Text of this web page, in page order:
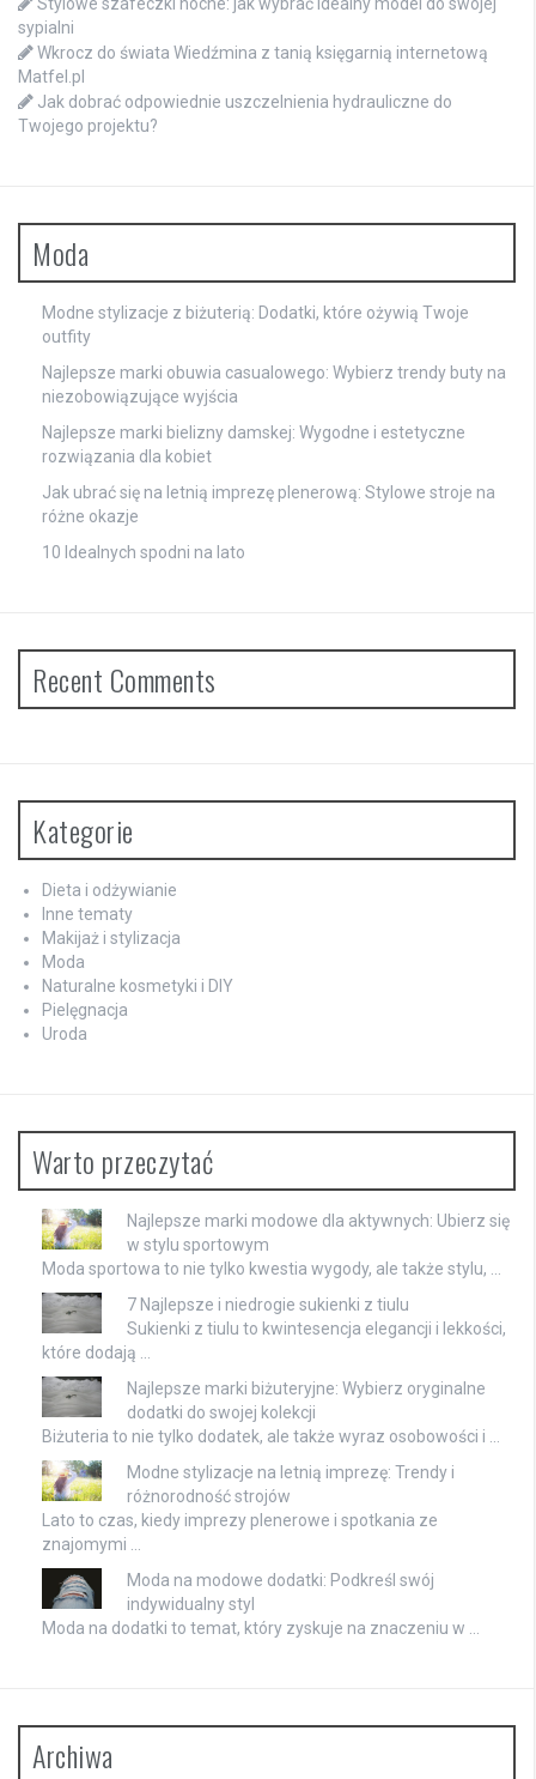
Stylowe szafeczki nocne: jak wybrać idealny model do swojej
sypialni
Wkrocz do świata Wiedźmina z tanią księgarnią internetową
Matfel.pl
Jak dobrać odpowiednie uszczelnienia hydrauliczne do
Twojego projektu?
Moda
Modne stylizacje z biżuterią: Dodatki, które ożywią Twoje
outfity
Najlepsze marki obuwia casualowego: Wybierz trendy buty na
niezobowiązujące wyjścia
Najlepsze marki bielizny damskej: Wygodne i estetyczne
rozwiązania dla kobiet
Jak ubrać się na letnią imprezę plenerową: Stylowe stroje na
różne okazje
10 Idealnych spodni na lato
Recent Comments
Kategorie
Dieta i odżywianie
Inne tematy
Makijaż i stylizacja
Moda
Naturalne kosmetyki i DIY
Pielęgnacja
Uroda
Warto przeczytać
Najlepsze marki modowe dla aktywnych: Ubierz się
w stylu sportowym
Moda sportowa to nie tylko kwestia wygody, ale także stylu, …
7 Najlepsze i niedrogie sukienki z tiulu
Sukienki z tiulu to kwintesencja elegancji i lekkości,
które dodają …
Najlepsze marki biżuteryjne: Wybierz oryginalne
dodatki do swojej kolekcji
Biżuteria to nie tylko dodatek, ale także wyraz osobowości i …
Modne stylizacje na letnią imprezę: Trendy i
różnorodność strojów
Lato to czas, kiedy imprezy plenerowe i spotkania ze
znajomymi …
Moda na modowe dodatki: Podkreśl swój
indywidualny styl
Moda na dodatki to temat, który zyskuje na znaczeniu w …
Archiwa